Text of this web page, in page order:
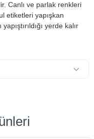
Canlı ve parlak renkleri
etiketleri yapışkan
yerde kalır